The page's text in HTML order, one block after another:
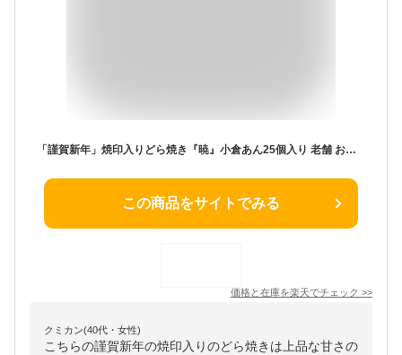
「謹賀新年」焼印入りどら焼き『暁』小倉あん25個入り 老舗 お菓子 和菓子 和スイーツ ギフト 贈り物 お土産 おみやげ 手土産 お祝い 御祝 お年賀 御年賀 正月 元日 元旦 御挨拶 ご挨拶 プチギフト どらやき 大阪 呼人堂
この商品をサイトでみる
価格と在庫を楽天でチェック >>
クミカン(40代・女性)
こちらの謹賀新年の焼印入りのどら焼きは上品な甘さの